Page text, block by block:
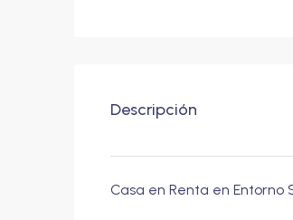
Descripción
Casa en Renta en Entorno